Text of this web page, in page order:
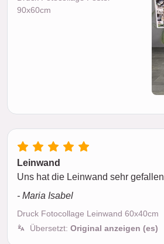
90x60cm
Leinwand
Uns hat die Leinwand sehr gefallen
- Maria Isabel
Druck Fotocollage Leinwand 60x40cm
Übersetzt: Original anzeigen (es)